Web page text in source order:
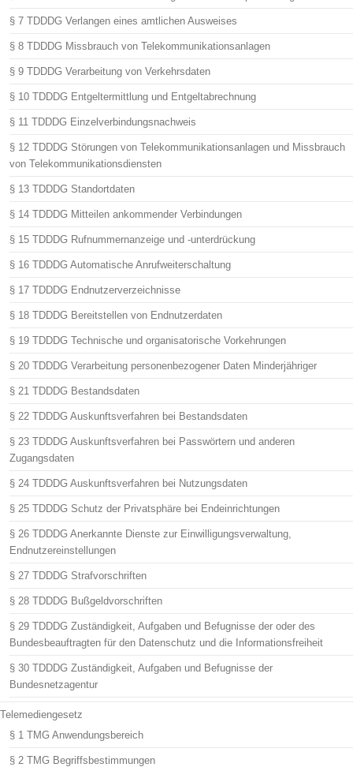
§ 7 TDDDG Verlangen eines amtlichen Ausweises
§ 8 TDDDG Missbrauch von Telekommunikationsanlagen
§ 9 TDDDG Verarbeitung von Verkehrsdaten
§ 10 TDDDG Entgeltermittlung und Entgeltabrechnung
§ 11 TDDDG Einzelverbindungsnachweis
§ 12 TDDDG Störungen von Telekommunikationsanlagen und Missbrauch
von Telekommunikationsdiensten
§ 13 TDDDG Standortdaten
§ 14 TDDDG Mitteilen ankommender Verbindungen
§ 15 TDDDG Rufnummernanzeige und -unterdrückung
§ 16 TDDDG Automatische Anrufweiterschaltung
§ 17 TDDDG Endnutzerverzeichnisse
§ 18 TDDDG Bereitstellen von Endnutzerdaten
§ 19 TDDDG Technische und organisatorische Vorkehrungen
§ 20 TDDDG Verarbeitung personenbezogener Daten Minderjähriger
§ 21 TDDDG Bestandsdaten
§ 22 TDDDG Auskunftsverfahren bei Bestandsdaten
§ 23 TDDDG Auskunftsverfahren bei Passwörtern und anderen
Zugangsdaten
§ 24 TDDDG Auskunftsverfahren bei Nutzungsdaten
§ 25 TDDDG Schutz der Privatsphäre bei Endeinrichtungen
§ 26 TDDDG Anerkannte Dienste zur Einwilligungsverwaltung,
Endnutzereinstellungen
§ 27 TDDDG Strafvorschriften
§ 28 TDDDG Bußgeldvorschriften
§ 29 TDDDG Zuständigkeit, Aufgaben und Befugnisse der oder des
Bundesbeauftragten für den Datenschutz und die Informationsfreiheit
§ 30 TDDDG Zuständigkeit, Aufgaben und Befugnisse der
Bundesnetzagentur
Telemediengesetz
§ 1 TMG Anwendungsbereich
§ 2 TMG Begriffsbestimmungen